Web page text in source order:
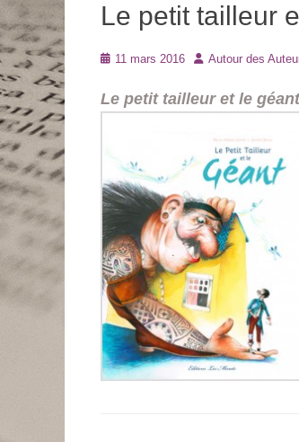
Le petit tailleur
Posté11 mars 2016 Auteur
Autour des
Le petit tailleur et le géant